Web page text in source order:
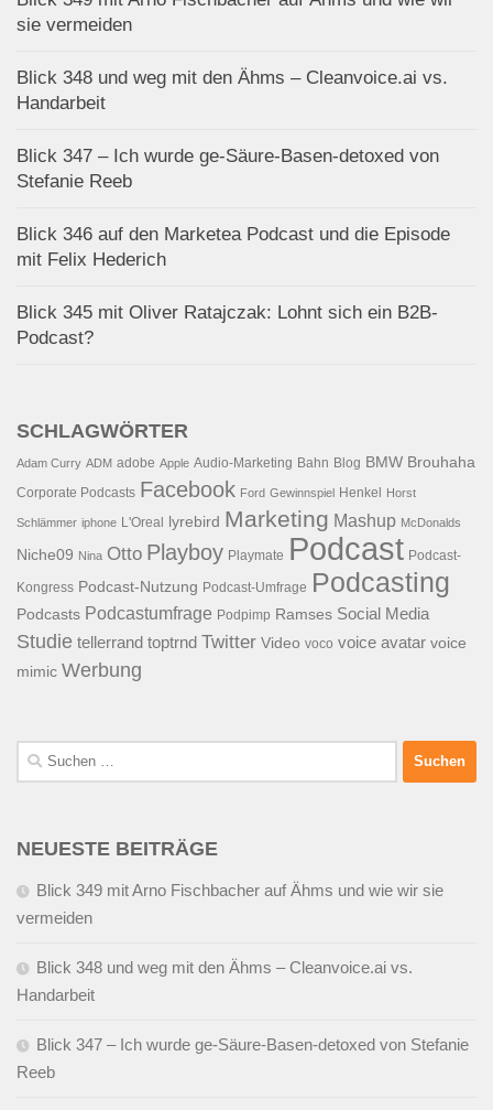
sie vermeiden
Blick 348 und weg mit den Ähms – Cleanvoice.ai vs.
Handarbeit
Blick 347 – Ich wurde ge-Säure-Basen-detoxed von
Stefanie Reeb
Blick 346 auf den Marketea Podcast und die Episode
mit Felix Hederich
Blick 345 mit Oliver Ratajczak: Lohnt sich ein B2B-
Podcast?
SCHLAGWÖRTER
Adam Curry ADM adobe Apple Audio-Marketing Bahn Blog BMW Brouhaha
Corporate Podcasts Facebook Ford Gewinnspiel Henkel Horst
Schlämmer iphone L'Oreal lyrebird Marketing Mashup McDonalds
Niche09 Nina Otto Playboy Playmate Podcast Podcast-
Kongress Podcast-Nutzung Podcast-Umfrage Podcasting
Podcasts Podcastumfrage Podpimp Ramses Social Media
Studie tellerrand toptrnd Twitter Video voco voice avatar voice
mimic Werbung
Suchen
nach:
NEUESTE BEITRÄGE
Blick 349 mit Arno Fischbacher auf Ähms und wie wir sie
vermeiden
Blick 348 und weg mit den Ähms – Cleanvoice.ai vs.
Handarbeit
Blick 347 – Ich wurde ge-Säure-Basen-detoxed von Stefanie
Reeb